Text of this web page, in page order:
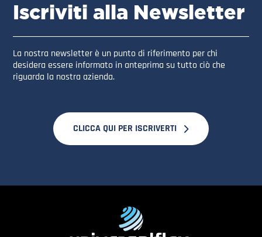
Iscriviti alla Newsletter
La nostra newsletter è un punto di riferimento per chi
desidera essere informato in anteprima su tutto ciò che
riguarda la nostra azienda.
CLICCA QUI PER ISCRIVERTI